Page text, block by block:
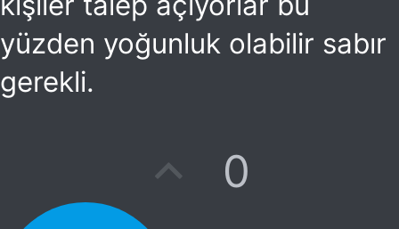
yüzden yoğunluk olabilir sabır
gerekli.
O0